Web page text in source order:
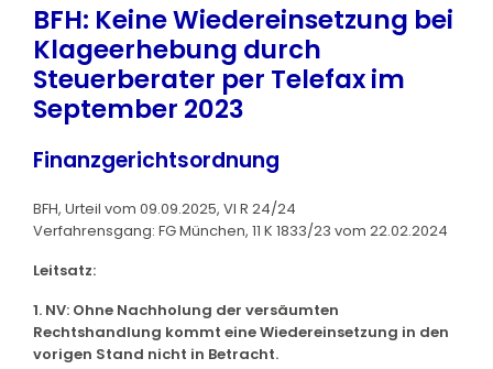
BFH: Keine Wiedereinsetzung bei
Klageerhebung durch
Steuerberater per Telefax im
September 2023
Finanzgerichtsordnung
BFH, Urteil vom 09.09.2025, VI R 24/24
Verfahrensgang: FG München, 11 K 1833/23 vom 22.02.2024
Leitsatz:
1. NV: Ohne Nachholung der versäumten
Rechtshandlung kommt eine Wiedereinsetzung in den
vorigen Stand nicht in Betracht.